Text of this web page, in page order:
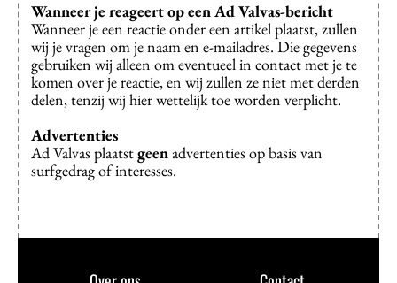
Wanneer je reageert op een Ad Valvas-bericht
Wanneer je een reactie onder een artikel plaatst, zullen
wij je vragen om je naam en e-mailadres. Die gegevens
gebruiken wij alleen om eventueel in contact met je te
komen over je reactie, en wij zullen ze niet met derden
delen, tenzij wij hier wettelijk toe worden verplicht.
Advertenties
Ad Valvas plaatstgeenadvertenties op basis van
surfgedrag of interesses.